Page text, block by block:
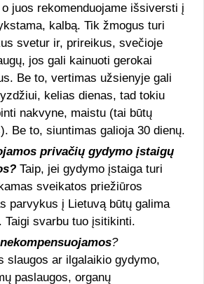
juos rekomenduojame išsiversti į
kalbą. Tik žmogus turi
svetur ir, prireikus, svečioje
jos gali kainuoti gerokai
Be to, vertimas užsienyje gali
kelias dienas, tad tokiu
nakvyne, maistu (tai būtų
Be to, siuntimas galioja 30 dienų.
privačių gydymo įstaigų
Taip, jei gydymo įstaiga turi
sveikatos priežiūros
parvykus į Lietuvą būtų galima
Taigi svarbu tuo įsitikinti.
?
slaugos ar ilgalaikio gydymo,
paslaugos, organų